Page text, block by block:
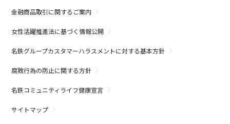
金融商品取引に関するご案内
女性活躍推進法に基づく情報公開
名鉄グループカスタマーハラスメントに対する基本方針
腐敗行為の防止に関する方針
名鉄コミュニティライフ健康宣言
サイトマップ